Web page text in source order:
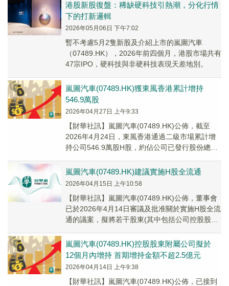
港股新股復盤：稀缺硬科技引熱潮，分化行情
下的打新邏輯
2026年05月06日 下午7:02
暫不考慮5月2隻新股及介紹上市的嵐圖汽車
（07489.HK），2026年前四個月，港股市場共有
47宗IPO，硬科技與非硬科技表現天差地別。
嵐圖汽車(07489.HK)獲東風香港累計增持
546.9萬股
2026年04月27日 上午9:33
【財華社訊】嵐圖汽車(07489.HK)公佈，截至
2026年4月24日，東風香港通過二級市場累計增
持公司546.9萬股H股，約佔公司已發行股份總數
嵐圖汽車(07489.HK)建議實施H股全流通
2026年04月15日 上午10:58
【財華社訊】嵐圖汽車(07489.HK)公佈，董事會
已於2026年4月14日審議及批准關於實施H股全流
通的議案，擬將若干股東(其中包括公司控股股東
嵐圖汽車(07489.HK)控股股東附屬公司擬於
12個月內增持 首期增持金額不超2.5億元
2026年04月14日 上午9:38
【財華社訊】嵐圖汽車(07489.HK)公佈，已接到